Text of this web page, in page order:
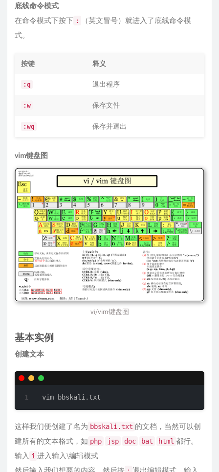
底线命令模式
在命令模式下按下 :
（英文冒号）就进入了底线命令模
式。
按键 释义
:q 退出程序
:w 保存文件
:wq 保存并退出
vim键盘图
vi/vim键盘图
基本实例
创建文本
vim bbskali.txt
这样我们便创建了名为 bbskali.txt 的文档，当然可以创
建所有的文本格式，如 php jsp doc bat html 都行。
输入 i 进入输入\编辑模式